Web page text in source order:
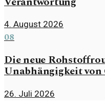
4. August 2026
08
Die neue
Unabhängigkeit von
26. Juli 2026